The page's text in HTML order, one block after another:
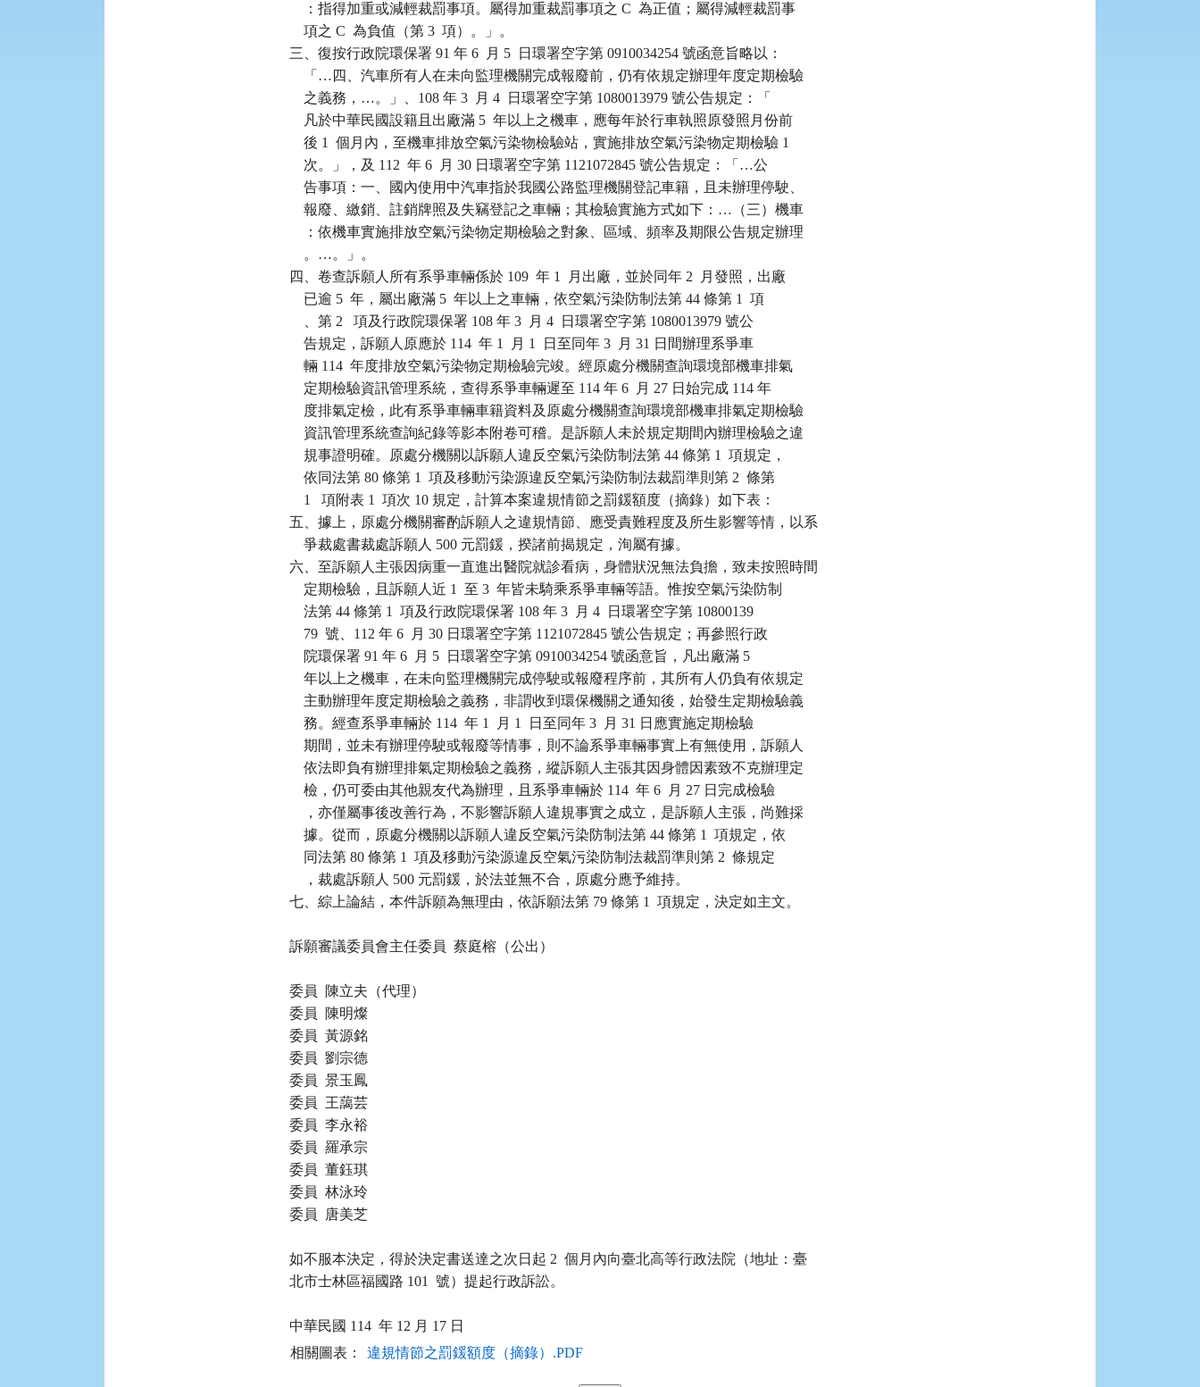
    ：指得加重或減輕裁罰事項。屬得加重裁罰事項之 C  為正值；屬得減輕裁罰事
    項之 C  為負值（第 3  項）。」。
三、復按行政院環保署 91 年 6  月 5  日環署空字第 0910034254 號函意旨略以：
    「…四、汽車所有人在未向監理機關完成報廢前，仍有依規定辦理年度定期檢驗
    之義務，…。」、108 年 3  月 4  日環署空字第 1080013979 號公告規定：「
    凡於中華民國設籍且出廠滿 5  年以上之機車，應每年於行車執照原發照月份前
    後 1  個月內，至機車排放空氣污染物檢驗站，實施排放空氣污染物定期檢驗 1
    次。」，及 112  年 6  月 30 日環署空字第 1121072845 號公告規定：「…公
    告事項：一、國內使用中汽車指於我國公路監理機關登記車籍，且未辦理停駛、
    報廢、繳銷、註銷牌照及失竊登記之車輛；其檢驗實施方式如下：…（三）機車
    ：依機車實施排放空氣污染物定期檢驗之對象、區域、頻率及期限公告規定辦理
    。…。」。
四、卷查訴願人所有系爭車輛係於 109  年 1  月出廠，並於同年 2  月發照，出廠
    已逾 5  年，屬出廠滿 5  年以上之車輛，依空氣污染防制法第 44 條第 1  項
    、第 2   項及行政院環保署 108 年 3  月 4  日環署空字第 1080013979 號公
    告規定，訴願人原應於 114  年 1  月 1  日至同年 3  月 31 日間辦理系爭車
    輛 114  年度排放空氣污染物定期檢驗完竣。經原處分機關查詢環境部機車排氣
    定期檢驗資訊管理系統，查得系爭車輛遲至 114 年 6  月 27 日始完成 114 年
    度排氣定檢，此有系爭車輛車籍資料及原處分機關查詢環境部機車排氣定期檢驗
    資訊管理系統查詢紀錄等影本附卷可稽。是訴願人未於規定期間內辦理檢驗之違
    規事證明確。原處分機關以訴願人違反空氣污染防制法第 44 條第 1  項規定，
    依同法第 80 條第 1  項及移動污染源違反空氣污染防制法裁罰準則第 2  條第
    1   項附表 1  項次 10 規定，計算本案違規情節之罰鍰額度（摘錄）如下表：
五、據上，原處分機關審酌訴願人之違規情節、應受責難程度及所生影響等情，以系
    爭裁處書裁處訴願人 500 元罰鍰，揆諸前揭規定，洵屬有據。
六、至訴願人主張因病重一直進出醫院就診看病，身體狀況無法負擔，致未按照時間
    定期檢驗，且訴願人近 1  至 3  年皆未騎乘系爭車輛等語。惟按空氣污染防制
    法第 44 條第 1  項及行政院環保署 108 年 3  月 4  日環署空字第 10800139
    79  號、112 年 6  月 30 日環署空字第 1121072845 號公告規定；再參照行政
    院環保署 91 年 6  月 5  日環署空字第 0910034254 號函意旨，凡出廠滿 5
    年以上之機車，在未向監理機關完成停駛或報廢程序前，其所有人仍負有依規定
    主動辦理年度定期檢驗之義務，非謂收到環保機關之通知後，始發生定期檢驗義
    務。經查系爭車輛於 114  年 1  月 1  日至同年 3  月 31 日應實施定期檢驗
    期間，並未有辦理停駛或報廢等情事，則不論系爭車輛事實上有無使用，訴願人
    依法即負有辦理排氣定期檢驗之義務，縱訴願人主張其因身體因素致不克辦理定
    檢，仍可委由其他親友代為辦理，且系爭車輛於 114  年 6  月 27 日完成檢驗
    ，亦僅屬事後改善行為，不影響訴願人違規事實之成立，是訴願人主張，尚難採
    據。從而，原處分機關以訴願人違反空氣污染防制法第 44 條第 1  項規定，依
    同法第 80 條第 1  項及移動污染源違反空氣污染防制法裁罰準則第 2  條規定
    ，裁處訴願人 500 元罰鍰，於法並無不合，原處分應予維持。
七、綜上論結，本件訴願為無理由，依訴願法第 79 條第 1  項規定，決定如主文。
訴願審議委員會主任委員  蔡庭榕（公出）
委員  陳立夫（代理）
委員  陳明燦
委員  黃源銘
委員  劉宗德
委員  景玉鳳
委員  王藹芸
委員  李永裕
委員  羅承宗
委員  董鈺琪
委員  林泳玲
委員  唐美芝
如不服本決定，得於決定書送達之次日起 2  個月內向臺北高等行政法院（地址：臺
北市士林區福國路 101  號）提起行政訴訟。
相關圖表：
違規情節之罰鍰額度（摘錄）.PDF